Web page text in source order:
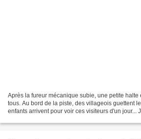
Après la fureur mécanique subie, une petite
tous. Au bord de la piste, des villageois guettent
enfants arrivent pour voir ces visiteurs d'un jour...